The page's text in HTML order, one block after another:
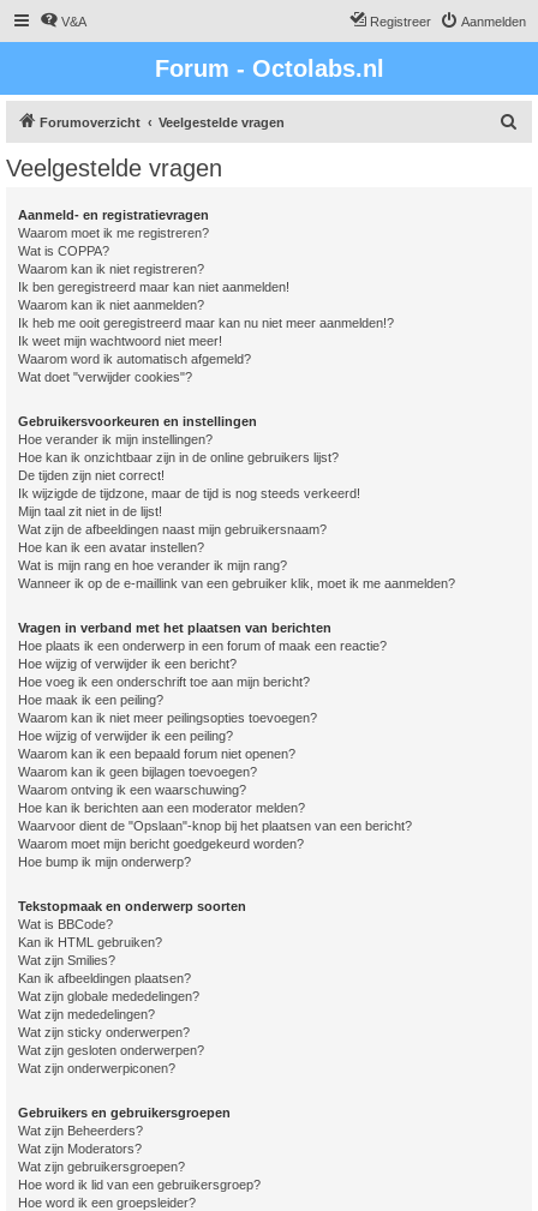
V&A Aanmelden
Registreer
Forum - Octolabs.nl
Forumoverzicht Veelgestelde vragen
Veelgestelde vragen
Aanmeld- en registratievragen
Waarom moet ik me registreren?
Wat is COPPA?
Waarom kan ik niet registreren?
Ik ben geregistreerd maar kan niet aanmelden!
Waarom kan ik niet aanmelden?
Ik heb me ooit geregistreerd maar kan nu niet meer aanmelden!?
Ik weet mijn wachtwoord niet meer!
Waarom word ik automatisch afgemeld?
Wat doet "verwijder cookies"?
Gebruikersvoorkeuren en instellingen
Hoe verander ik mijn instellingen?
Hoe kan ik onzichtbaar zijn in de online gebruikers lijst?
De tijden zijn niet correct!
Ik wijzigde de tijdzone, maar de tijd is nog steeds verkeerd!
Mijn taal zit niet in de lijst!
Wat zijn de afbeeldingen naast mijn gebruikersnaam?
Hoe kan ik een avatar instellen?
Wat is mijn rang en hoe verander ik mijn rang?
Wanneer ik op de e-maillink van een gebruiker klik, moet ik me aanmelden?
Vragen in verband met het plaatsen van berichten
Hoe plaats ik een onderwerp in een forum of maak een reactie?
Hoe wijzig of verwijder ik een bericht?
Hoe voeg ik een onderschrift toe aan mijn bericht?
Hoe maak ik een peiling?
Waarom kan ik niet meer peilingsopties toevoegen?
Hoe wijzig of verwijder ik een peiling?
Waarom kan ik een bepaald forum niet openen?
Waarom kan ik geen bijlagen toevoegen?
Waarom ontving ik een waarschuwing?
Hoe kan ik berichten aan een moderator melden?
Waarvoor dient de "Opslaan"-knop bij het plaatsen van een bericht?
Waarom moet mijn bericht goedgekeurd worden?
Hoe bump ik mijn onderwerp?
Tekstopmaak en onderwerp soorten
Wat is BBCode?
Kan ik HTML gebruiken?
Wat zijn Smilies?
Kan ik afbeeldingen plaatsen?
Wat zijn globale mededelingen?
Wat zijn mededelingen?
Wat zijn sticky onderwerpen?
Wat zijn gesloten onderwerpen?
Wat zijn onderwerpiconen?
Gebruikers en gebruikersgroepen
Wat zijn Beheerders?
Wat zijn Moderators?
Wat zijn gebruikersgroepen?
Hoe word ik lid van een gebruikersgroep?
Hoe word ik een groepsleider?